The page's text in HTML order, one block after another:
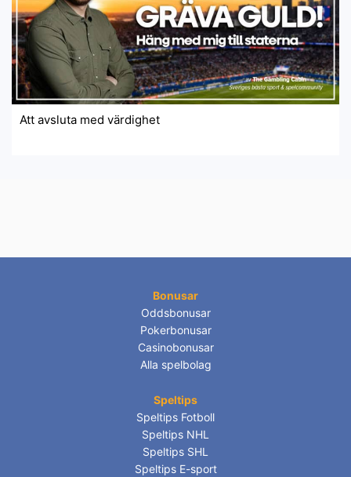
Att avsluta med värdighet
Bonusar
Oddsbonusar
Pokerbonusar
Casinobonusar
Alla spelbolag
Speltips
Speltips Fotboll
Speltips NHL
Speltips SHL
Speltips E-sport